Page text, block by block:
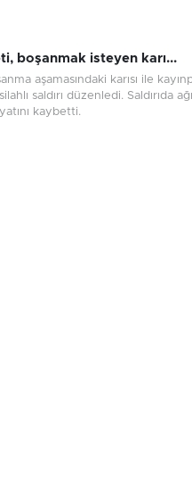
boşanmak isteyen karı...
aşamasındaki karısı ile
saldırı düzenledi. Saldırıda
kaybetti.